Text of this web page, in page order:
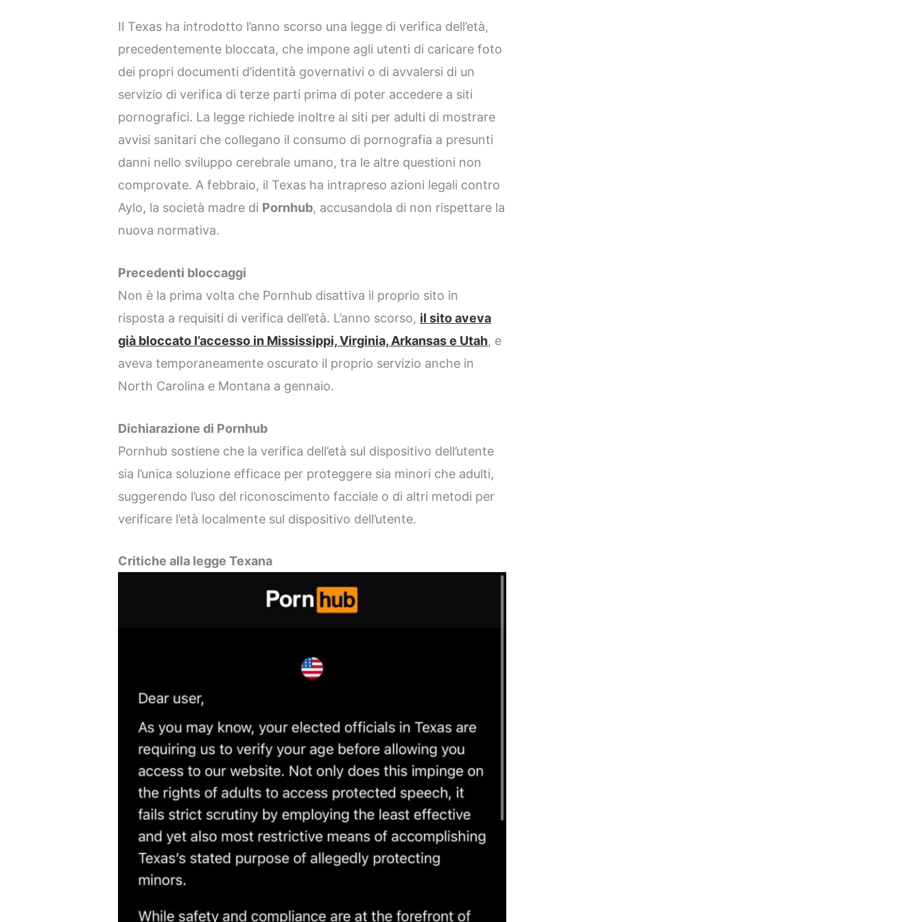
Il Texas ha introdotto l’anno scorso una legge di verifica dell’età,
precedentemente bloccata, che impone agli utenti di caricare foto
dei propri documenti d’identità governativi o di avvalersi di un
servizio di verifica di terze parti prima di poter accedere a siti
pornografici. La legge richiede inoltre ai siti per adulti di mostrare
avvisi sanitari che collegano il consumo di pornografia a presunti
danni nello sviluppo cerebrale umano, tra le altre questioni non
comprovate. A febbraio, il Texas ha intrapreso azioni legali contro
Aylo, la società madre di Pornhub, accusandola di non rispettare la
nuova normativa.
Precedenti bloccaggi
Non è la prima volta che Pornhub disattiva il proprio sito in
risposta a requisiti di verifica dell’età. L’anno scorso, il sito aveva
già bloccato l’accesso in Mississippi, Virginia, Arkansas e Utah, e
aveva temporaneamente oscurato il proprio servizio anche in
North Carolina e Montana a gennaio.
Dichiarazione di Pornhub
Pornhub sostiene che la verifica dell’età sul dispositivo dell’utente
sia l’unica soluzione efficace per proteggere sia minori che adulti,
suggerendo l’uso del riconoscimento facciale o di altri metodi per
verificare l’età localmente sul dispositivo dell’utente.
Critiche alla legge Texana